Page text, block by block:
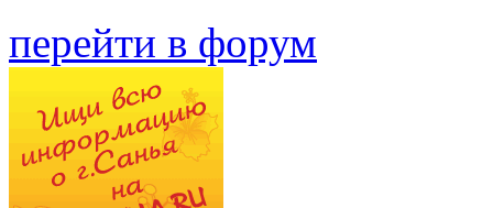
перейти в форум